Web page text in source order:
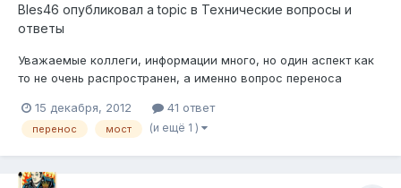
Bles46 опубликовал a topic в Технические вопросы и
ответы
Уважаемые коллеги, информации много, но один аспект как
то не очень распространен, а именно вопрос переноса
арки. Для сего процесса существуют наборы, например
такой. Написано, что данный набор содержит все, что надо и
15 декабря, 2012 41 ответ
перенос мост (и ещё 1 )